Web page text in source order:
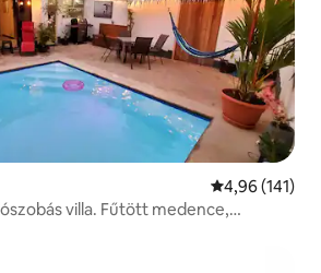
Átlagos
4,96 (141)
villa. Fűtött medence,